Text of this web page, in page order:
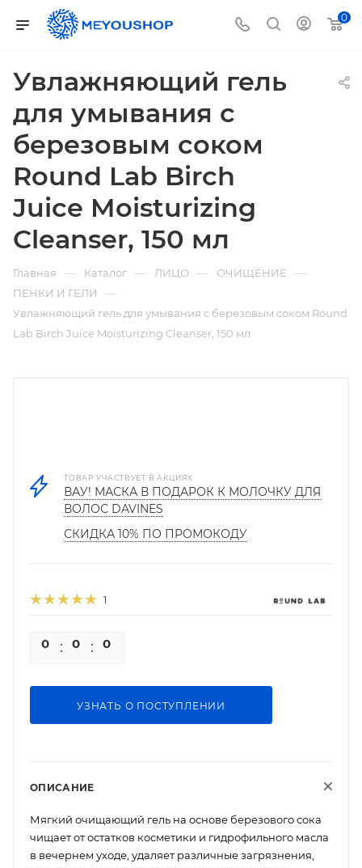
0
Увлажняющий гель
для умывания с
березовым соком
Round Lab Birch
Juice Moisturizing
Cleanser, 150 мл
Главная — Каталог — ЛИЦО — ОЧИЩЕНИЕ —
ПЕНКИ И ГЕЛИ —
Увлажняющий гель для умывания с березовым соком Round
Lab Birch Juice Moisturizing Cleanser, 150 мл
ТОВАР УЧАСТВУЕТ В АКЦИЯХ
ВАУ! МАСКА В ПОДАРОК К МОЛОЧКУ ДЛЯ
ВОЛОС DAVINES
СКИДКА 10% ПО ПРОМОКОДУ
1
0 0 0
УЗНАТЬ О ПОСТУПЛЕНИИ
ОПИСАНИЕ
Мягкий очищающий гель на основе березового сока
чищает от остатков косметики и гидрофильного масла
в вечернем уходе, удаляет различные загрязнения,